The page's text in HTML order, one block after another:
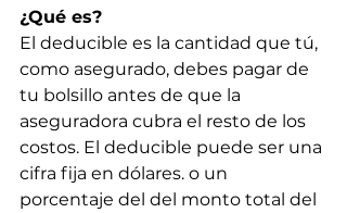
¿Qué es?
El deducible es la cantidad que tú,
como asegurado, debes pagar de
tu bolsillo antes de que la
aseguradora cubra el resto de los
costos. El deducible puede ser una
cifra fija en dólares. o un
porcentaje del del monto total del